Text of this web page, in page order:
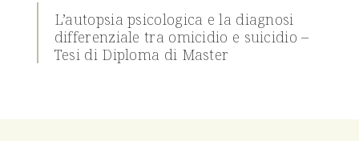
L’autopsia psicologica e la diagnosi
differenziale tra omicidio e suicidio –
Tesi di Diploma di Master